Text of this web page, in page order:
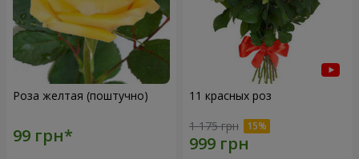
Роза желтая (поштучно) 11 красных роз
1 175 грн